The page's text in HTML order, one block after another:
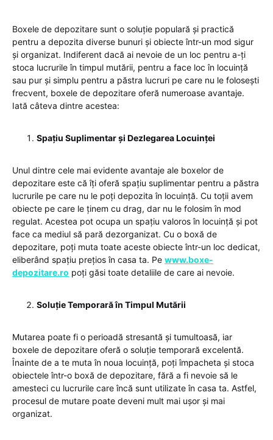
Boxele de depozitare sunt o soluție populară și practică
pentru a depozita diverse bunuri și obiecte într-un mod sigur
și organizat. Indiferent dacă ai nevoie de un loc pentru a-ți
stoca lucrurile în timpul mutării, pentru a face loc în locuință
sau pur și simplu pentru a păstra lucruri pe care nu le folosești
frecvent, boxele de depozitare oferă numeroase avantaje.
Iată câteva dintre acestea:
Spațiu Suplimentar și Dezlegarea Locuinței
Unul dintre cele mai evidente avantaje ale boxelor de
depozitare este că îți oferă spațiu suplimentar pentru a păstra
lucrurile pe care nu le poți depozita în locuință. Cu toții avem
obiecte pe care le ținem cu drag, dar nu le folosim în mod
regulat. Acestea pot ocupa un spațiu valoros în locuință și pot
face ca mediul să pară dezorganizat. Cu o boxă de
depozitare, poți muta toate aceste obiecte într-un loc dedicat,
eliberând spațiu prețios în casa ta. Pe www.boxe-
depozitare.ro poți găsi toate detaliile de care ai nevoie.
Soluție Temporară în Timpul Mutării
Mutarea poate fi o perioadă stresantă și tumultoasă, iar
boxele de depozitare oferă o soluție temporară excelentă.
Înainte de a te muta în noua locuință, poți împacheta și stoca
obiectele într-o boxă de depozitare, fără a fi nevoie să le
amesteci cu lucrurile care încă sunt utilizate în casa ta. Astfel,
procesul de mutare poate deveni mult mai ușor și mai
organizat.